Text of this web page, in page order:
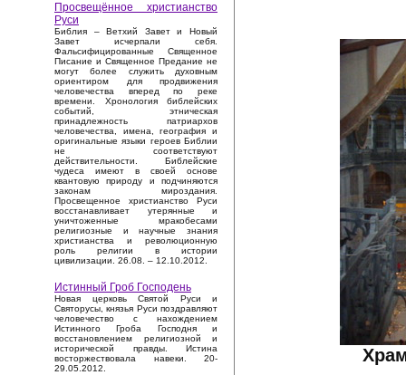
Просвещённое христианство
Руси
Библия – Ветхий Завет и Новый
Завет исчерпали себя.
Фальсифицированные Священное
Писание и Священное Предание не
могут более служить духовным
ориентиром для продвижения
человечества вперед по реке
времени. Хронология библейских
событий, этническая
принадлежность патриархов
человечества, имена, география и
оригинальные языки героев Библии
не соответствуют
действительности. Библейские
чудеса имеют в своей основе
квантовую природу и подчиняются
законам мироздания.
Просвещенное христианство Руси
восстанавливает утерянные и
уничтоженные мракобесами
религиозные и научные знания
христианства и революционную
роль религии в истории
цивилизации. 26.08. – 12.10.2012.
Истинный Гроб Господень
Новая церковь Святой Руси и
Святорусы, князья Руси поздравляют
человечество с нахождением
Истинного Гроба Господня и
восстановлением религиозной и
исторической правды. Истина
восторжествовала навеки. 20-
29.05.2012.